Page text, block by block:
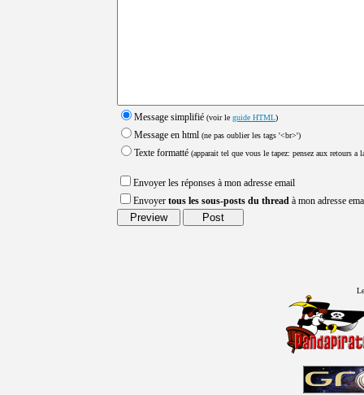
Message simplifié (voir le guide HTML)
Message en html (ne pas oublier les tags '<br>')
Texte formatté (apparait tel que vous le tapez: pensez aux retours a
Envoyer les réponses à mon adresse email
Envoyer tous les sous-posts du thread à mon adresse